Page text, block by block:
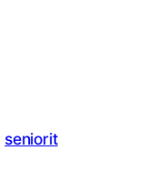
seniorit